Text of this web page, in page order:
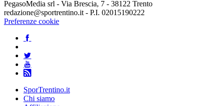
PegasoMedia srl - Via Brescia, 7 - 38122 Trento
redazione@sportrentino.it - P.I. 02015190222
Preferenze cookie
SporTrentino.it
Chi siamo